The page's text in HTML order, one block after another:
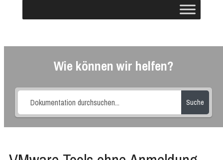
Wie können wir helfen?
Suche